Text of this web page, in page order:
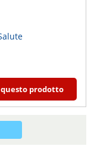
questo prodotto